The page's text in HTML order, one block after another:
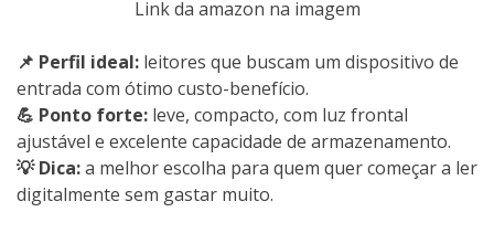
Link da amazon na imagem
📌 Perfil ideal: leitores que buscam um dispositivo de
entrada com ótimo custo-benefício.
💪 Ponto forte: leve, compacto, com luz frontal
ajustável e excelente capacidade de armazenamento.
💡 Dica:a melhor escolha para quem quer começar a ler
digitalmente sem gastar muito.